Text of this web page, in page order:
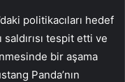
politikacıları hedef
tespit etti ve
bir aşama
Panda’nın